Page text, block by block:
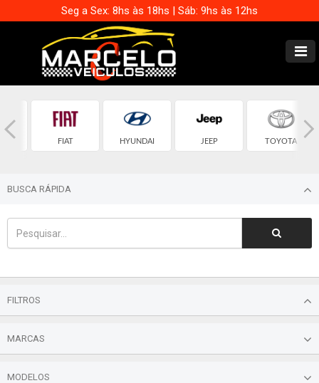
Seg a Sex: 8hs às 18hs | Sáb: 9hs às 12hs
FIAT HYUNDAI JEEP TOYOTA
BUSCA RÁPIDA
FILTROS
MARCAS
MODELOS